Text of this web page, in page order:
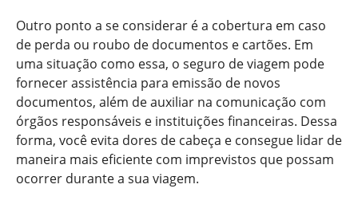
Outro ponto a se considerar é a cobertura em caso
de perda ou roubo de documentos e cartões. Em
uma situação como essa, o seguro de viagem pode
fornecer assistência para emissão de novos
documentos, além de auxiliar na comunicação com
órgãos responsáveis e instituições financeiras. Dessa
forma, você evita dores de cabeça e consegue lidar de
maneira mais eficiente com imprevistos que possam
ocorrer durante a sua viagem.